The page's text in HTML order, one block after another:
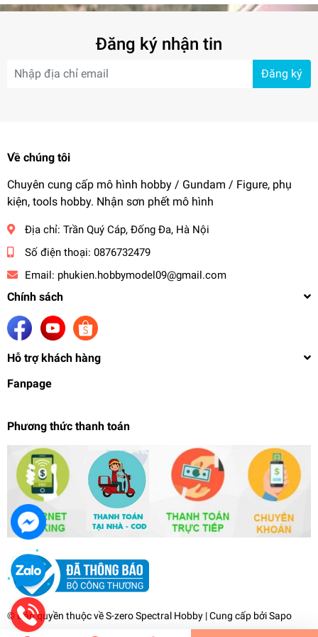
Đăng ký nhận tin
Đăng ký
Về chúng tôi
Chuyên cung cấp mô hình hobby / Gundam / Figure, phụ
kiện, tools hobby. Nhận sơn phết mô hình
Địa chỉ: Trần Quý Cáp, Đống Đa, Hà Nội
Số điện thoại: 0876732479
Email: phukien.hobbymodel09@gmail.com
Chính sách
Hỗ trợ khách hàng
Fanpage
Phương thức thanh toán
© Bản quyền thuộc vềS-zero Spectral Hobby | Cung cấp bởiSapo
Mô hình lắp ráp MG 1/100 Gundam Sandrock EW
1.799.000₫
undefined